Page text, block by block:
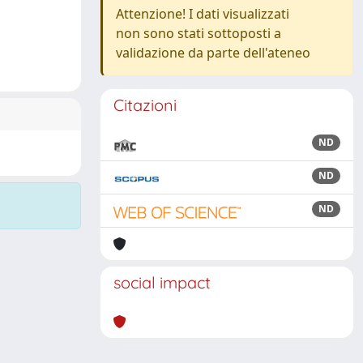
Attenzione! I dati visualizzati
non sono stati sottoposti a
validazione da parte dell'ateneo
Citazioni
ND
ND
ND
social impact